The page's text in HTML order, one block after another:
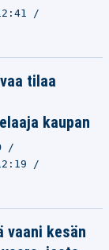
tilaa
kaupan
vaani kesän